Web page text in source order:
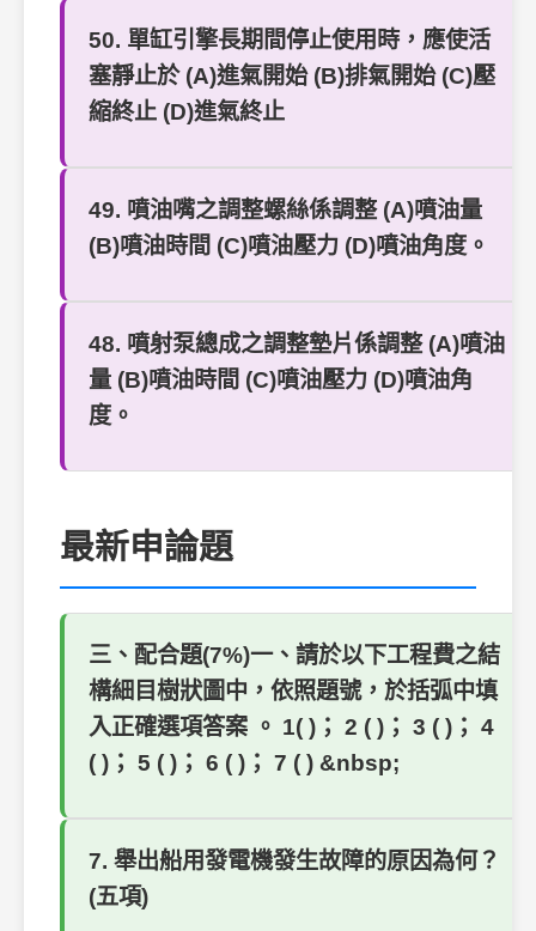
50. 單缸引擎長期間停止使用時，應使活
塞靜止於 (A)進氣開始 (B)排氣開始 (C)壓
縮終止 (D)進氣終止
49. 噴油嘴之調整螺絲係調整 (A)噴油量
(B)噴油時間 (C)噴油壓力 (D)噴油角度。
48. 噴射泵總成之調整墊片係調整 (A)噴油
量 (B)噴油時間 (C)噴油壓力 (D)噴油角
度。
最新申論題
三、配合題(7%)一、請於以下工程費之結
構細目樹狀圖中，依照題號，於括弧中填
入正確選項答案 。 1( )； 2 ( )； 3 ( )； 4
( )； 5 ( )； 6 ( )； 7 ( ) &nbsp;
7. 舉出船用發電機發生故障的原因為何？
(五項)